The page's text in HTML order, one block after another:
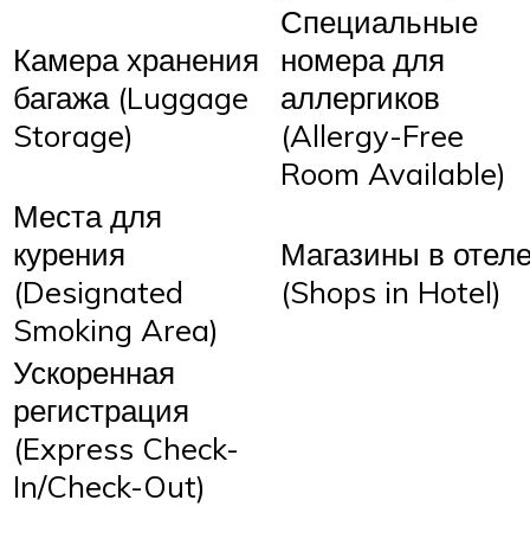
Камера хранения
багажа (Luggage
Storage)
Специальные
номера для
аллергиков
(Allergy-Free
Room Available)
Места для
курения
(Designated
Smoking Area)
Магазины в
(Shops in Hotel)
Ускоренная
регистрация
(Express Check-
In/Check-Out)